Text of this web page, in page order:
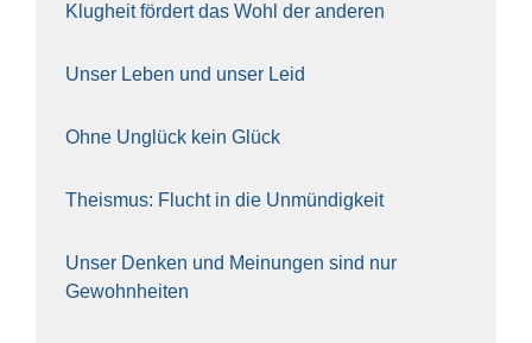
Klug­heit för­dert das Wohl der ande­ren
Unser Leben und unser Leid
Ohne Unglück kein Glück
The­is­mus: Flucht in die Unmün­dig­keit
Unser Den­ken und Mei­nun­gen sind nur
Gewohn­hei­ten